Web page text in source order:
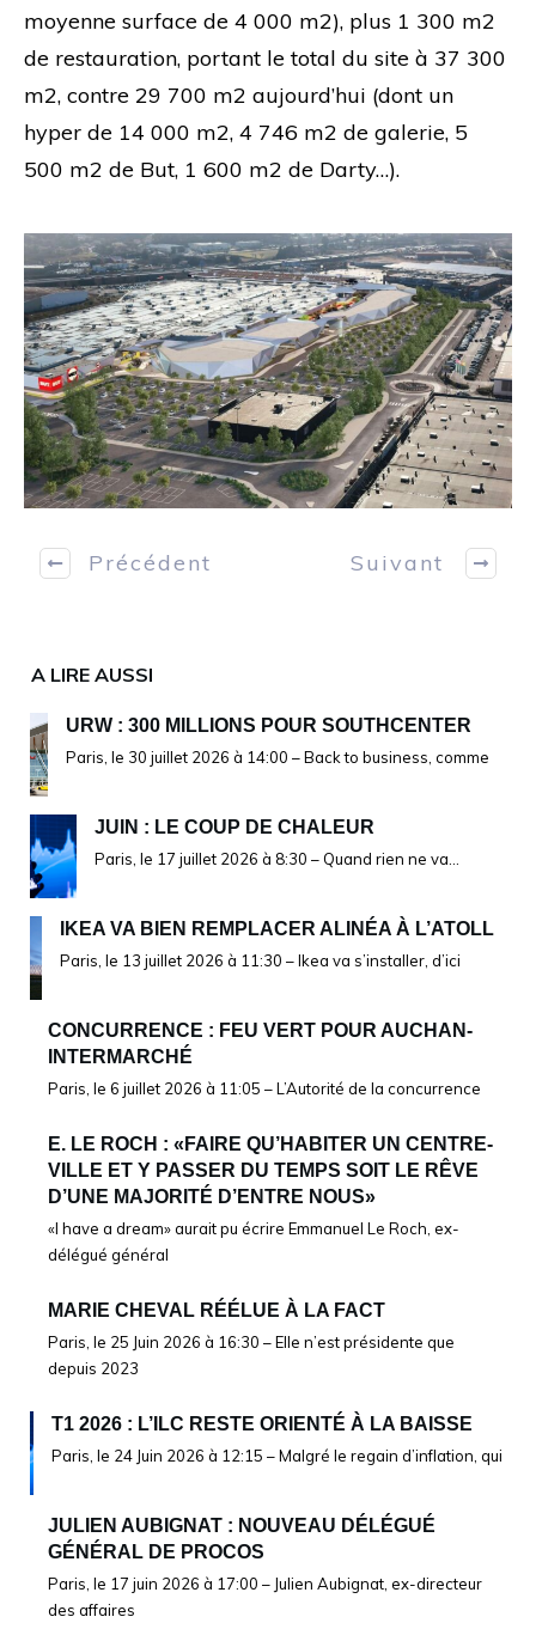
moyenne surface de 4 000 m2), plus 1 300 m2
de restauration, portant le total du site à 37 300
m2, contre 29 700 m2 aujourd’hui (dont un
hyper de 14 000 m2, 4 746 m2 de galerie, 5
500 m2 de But, 1 600 m2 de Darty…).
Précédent Suivant
A LIRE AUSSI
URW : 300 MILLIONS POUR SOUTHCENTER
Paris, le 30 juillet 2026 à 14:00 – Back to business, comme
JUIN : LE COUP DE CHALEUR
Paris, le 17 juillet 2026 à 8:30 – Quand rien ne va…
IKEA VA BIEN REMPLACER ALINÉA À L’ATOLL
Paris, le 13 juillet 2026 à 11:30 – Ikea va s’installer, d’ici
CONCURRENCE : FEU VERT POUR AUCHAN-
INTERMARCHÉ
Paris, le 6 juillet 2026 à 11:05 – L’Autorité de la concurrence
E. LE ROCH : «FAIRE QU’HABITER UN CENTRE-
VILLE ET Y PASSER DU TEMPS SOIT LE RÊVE
D’UNE MAJORITÉ D’ENTRE NOUS»
«I have a dream» aurait pu écrire Emmanuel Le Roch, ex-
délégué général
MARIE CHEVAL RÉÉLUE À LA FACT
Paris, le 25 Juin 2026 à 16:30 – Elle n’est présidente que
depuis 2023
T1 2026 : L’ILC RESTE ORIENTÉ À LA BAISSE
Paris, le 24 Juin 2026 à 12:15 – Malgré le regain d’inflation, qui
JULIEN AUBIGNAT : NOUVEAU DÉLÉGUÉ
GÉNÉRAL DE PROCOS
Paris, le 17 juin 2026 à 17:00 – Julien Aubignat, ex-directeur
des affaires